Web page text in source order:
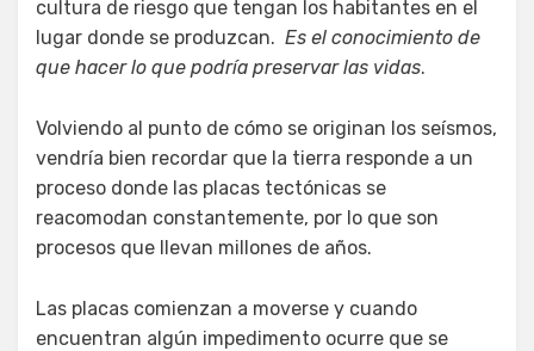
cultura de riesgo que tengan los habitantes en el
lugar donde se produzcan. Es el conocimiento de
que hacer lo que podría preservar las vidas.
Volviendo al punto de cómo se originan los seísmos,
vendría bien recordar que la tierra responde a un
proceso donde las placas tectónicas se
reacomodan constantemente, por lo que son
procesos que llevan millones de años.
Las placas comienzan a moverse y cuando
encuentran algún impedimento ocurre que se